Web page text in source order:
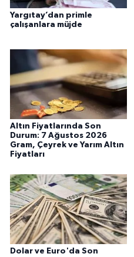
Yargıtay’dan primle
çalışanlara müjde
Altın Fiyatlarında Son
Durum: 7 Ağustos 2026
Gram, Çeyrek ve Yarım Altın
Fiyatları
Dolar ve Euro'da Son